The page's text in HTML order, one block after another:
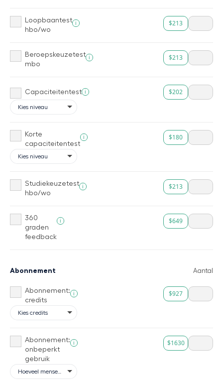
Loopbaantest
hbo/wo
i $213
Beroepskeuzetest
mbo
i $213
Capaciteitentest i $202
Korte
capaciteitentest
i $180
Studiekeuzetest
hbo/wo
i $213
360
graden
feedback
i $649
Abonnement Aantal
Abonnement:
credits
i $927
Abonnement:
onbeperkt
gebruik
i $1630